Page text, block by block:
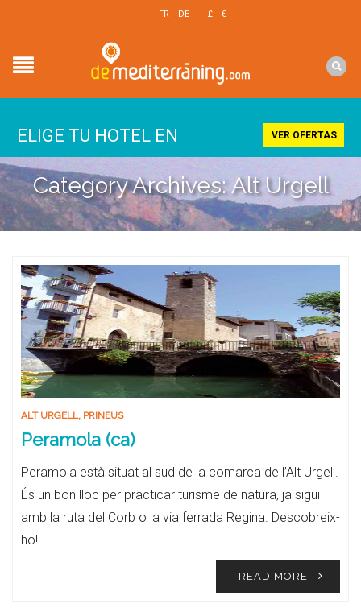
FR DE £ €
ELIGE TU HOTEL EN VER OFERTAS
Category Archives: Alt Urgell
ALT URGELL, PRINEUS
Peramola (ca)
Peramola està situat al sud de la comarca de l’Alt Urgell.
És un bon lloc per practicar turisme de natura, ja sigui
amb la ruta del Corb o la via ferrada Regina. Descobreix-
ho!
READ MORE